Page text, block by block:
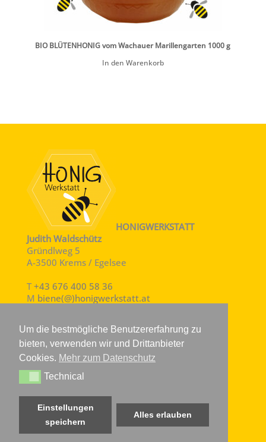
BIO BLÜTENHONIG vom Wachauer Marillengarten 1000 g
In den Warenkorb
HONIGWERKSTATT
Judith Waldschütz
Gründlweg 5
A-3500 Krems / Egelsee
T+43 676 400 58 36
M biene(@)honigwerkstatt.at
Besuche bitte unter biene(@)honigwerkstatt.at
vereinbaren.
Vertrag widerufen
Um die bestmögliche Benutzererfahrung zu
bieten, verwenden wir und Drittanbieter
Cookies. Mehr zum Datenschutz
TechnicalTechnical
Einstellungen
speichern
Alles erlauben